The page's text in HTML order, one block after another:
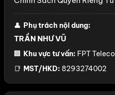
👤 Phụ trách nội dung:
TRẦN NHƯ VŨ
🏢 Khu vực tư vấn: FPT
📑 MST/HKD: 8293274002